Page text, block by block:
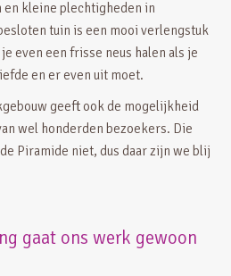
kleine plechtigheden in
tuin is een mooi verlengstuk
even een frisse neus halen als je
en er even uit moet.
geeft ook de mogelijkheid
wel honderden bezoekers. Die
Piramide niet, dus daar zijn we blij
gaat ons werk gewoon